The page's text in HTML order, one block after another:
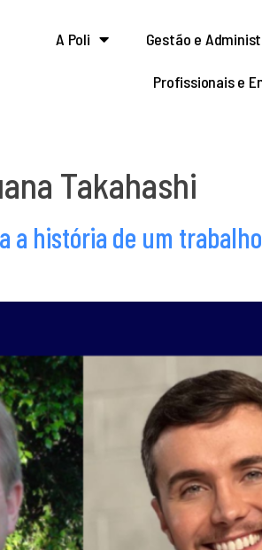
A Poli Gestão e
Profissionais e
Takahashi
a história de um